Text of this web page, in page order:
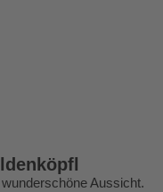
Aussicht.